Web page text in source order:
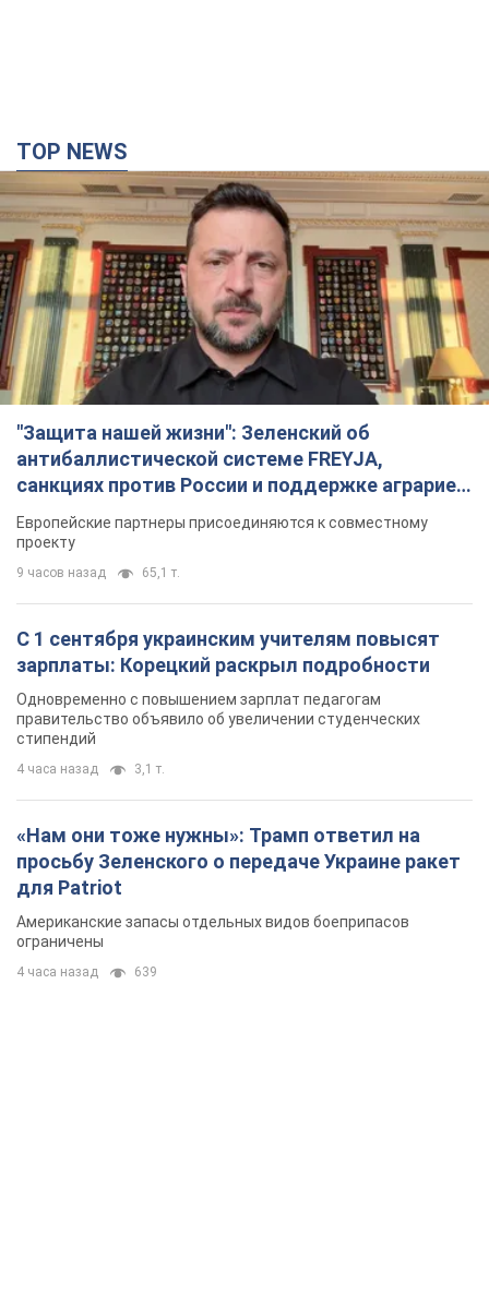
"Защита нашей жизни": Зеленский об
антибаллистической системе FREYJA,
санкциях против России и поддержке аграриев.
Видео
Европейские партнеры присоединяются к совместному
проекту
9 часов назад 65,1 т.
С 1 сентября украинским учителям повысят
зарплаты: Корецкий раскрыл подробности
Одновременно с повышением зарплат педагогам
правительство объявило об увеличении студенческих
стипендий
4 часа назад
просьбу Зеленского о передаче Украине ракет
для Patriot
Американские запасы отдельных видов боеприпасов
ограничены